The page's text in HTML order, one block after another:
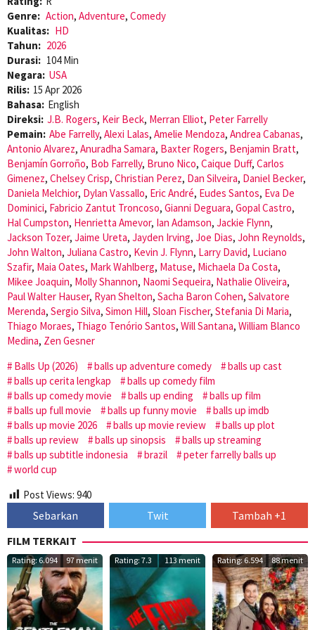
Genre: Action, Adventure, Comedy
Kualitas: HD
Tahun: 2026
Durasi: 104 Min
Negara: USA
Rilis: 15 Apr 2026
Bahasa: English
Direksi: J.B. Rogers, Keir Beck, Merran Elliot, Peter Farrelly
Pemain: Abe Farrelly, Alexi Lalas, Amelie Mendoza, Andrea Cabanas,
Antonio Alvarez, Anuradha Samara, Baxter Rogers, Benjamin Bratt,
Benjamín Gorroño, Bob Farrelly, Bruno Nico, Caique Duff, Carlos
Gimenez, Chelsey Crisp, Christian Perez, Dan Silveira, Daniel Becker,
Daniela Melchior, Dylan Vassallo, Eric André, Eudes Santos, Eva De
Dominici, Fabricio Zantut Troncoso, Gianni Deguara, Gopal Castro,
Hal Cumpston, Henrietta Amevor, Ian Adamson, Jackie Flynn,
Jackson Tozer, Jaime Ureta, Jayden Irving, Joe Dias, John Reynolds,
John Walton, Juliana Castro, Kevin J. Flynn, Larry David, Luciano
Szafir, Maia Oates, Mark Wahlberg, Matuse, Michaela Da Costa,
Mikee Joaquin, Molly Shannon, Naomi Sequeira, Nathalie Oliveira,
Paul Walter Hauser, Ryan Shelton, Sacha Baron Cohen, Salvatore
Merenda, Sergio Silva, Simon Hill, Sloan Fischer, Stefania Di Maria,
Thiago Moraes, Thiago Tenório Santos, Will Santana, William Blanco
Medina, Zen Gesner
Balls Up (2026)
balls up adventure comedy
balls up cast
balls up cerita lengkap
balls up comedy film
balls up comedy movie
balls up ending
balls up film
balls up full movie
balls up funny movie
balls up imdb
balls up movie 2026
balls up movie review
balls up plot
balls up review
balls up sinopsis
balls up streaming
balls up subtitle indonesia
brazil
peter farrelly balls up
world cup
Post Views: 940
Sebarkan Twit
Tambah +1
FILM TERKAIT
Rating: 6.094 97 menit Rating: 7.3 113 menit Rating: 6.594 88 menit